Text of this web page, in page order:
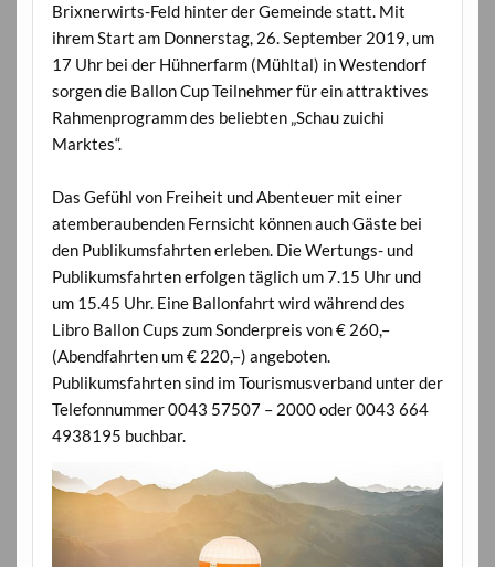
Brixnerwirts-Feld hinter der Gemeinde statt. Mit
ihrem Start am Donnerstag, 26. September 2019, um
17 Uhr bei der Hühnerfarm (Mühltal) in Westendorf
sorgen die Ballon Cup Teilnehmer für ein attraktives
Rahmenprogramm des beliebten „Schau zuichi
Marktes“.
Das Gefühl von Freiheit und Abenteuer mit einer
atemberaubenden Fernsicht können auch Gäste bei
den Publikumsfahrten erleben. Die Wertungs- und
Publikumsfahrten erfolgen täglich um 7.15 Uhr und
um 15.45 Uhr. Eine Ballonfahrt wird während des
Libro Ballon Cups zum Sonderpreis von € 260,–
(Abendfahrten um € 220,–) angeboten.
Publikumsfahrten sind im Tourismusverband unter der
Telefonnummer 0043 57507 – 2000 oder 0043 664
4938195 buchbar.